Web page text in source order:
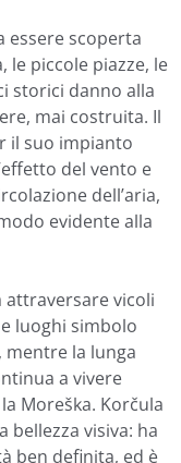
essere scoperta
le piccole piazze, le
storici danno alla
mai costruita. Il
il suo impianto
del vento e
dell’aria,
evidente alla
attraversare vicoli
luoghi simbolo
mentre la lunga
a vivere
Moreška. Korčula
bellezza visiva: ha
ben definita, ed è